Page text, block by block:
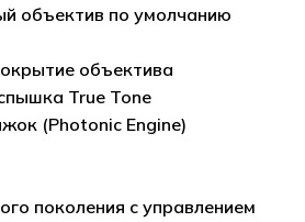
Go to shop
объектив по умолчанию
объектива
True Tone
(Photonic Engine)
поколения с управлением